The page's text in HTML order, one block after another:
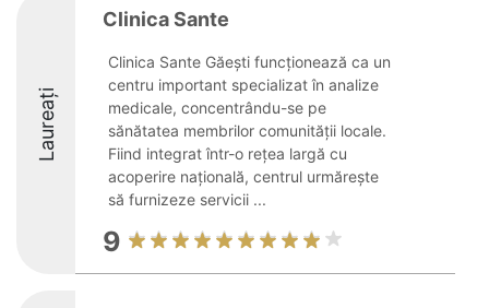
Laureați
Clinica Sante
Clinica Sante Găești funcționează ca un
centru important specializat în analize
medicale, concentrându-se pe
sănătatea membrilor comunității locale.
Fiind integrat într-o rețea largă cu
acoperire națională, centrul urmărește
să furnizeze servicii ...
9